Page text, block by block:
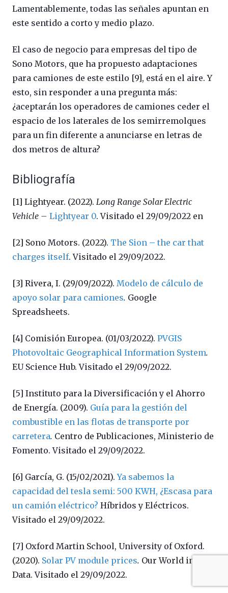
Lamentablemente, todas las señales apuntan en
este sentido a corto y medio plazo.
El caso de negocio para empresas del tipo de
Sono Motors, que ha propuesto adaptaciones
para camiones de este estilo [9], está en el aire. Y
esto, sin responder a una pregunta más:
¿aceptarán los operadores de camiones ceder el
espacio de los laterales de los semirremolques
para un fin diferente a anunciarse en letras de
dos metros de altura?
Bibliografía
[1] Lightyear. (2022). Long Range Solar Electric
Vehicle – Lightyear 0.Visitado el 29/09/2022 en
[2] Sono Motors. (2022). The Sion – the car that
charges itself. Visitado el 29/09/2022.
[3] Rivera, I. (29/09/2022). Modelo de cálculo de
apoyo solar para camiones. Google
Spreadsheets.
[4] Comisión Europea. (01/03/2022). PVGIS
Photovoltaic Geographical Information System.
EU Science Hub.Visitado el 29/09/2022.
[5] Instituto para la Diversificación y el Ahorro
de Energía. (2009). Guía para la gestión del
combustible en las flotas de transporte por
carretera. Centro de Publicaciones, Ministerio de
Fomento. Visitado el 29/09/2022.
[6] García, G. (15/02/2021).Ya sabemos la
capacidad del tesla semi: 500 KWH, ¿Escasa para
un camión eléctrico? Híbridos y Eléctricos.
Visitado el 29/09/2022.
[7] Oxford Martin School, University of Oxford.
(2020). Solar PV module prices. Our World in
Data.Visitado el 29/09/2022.